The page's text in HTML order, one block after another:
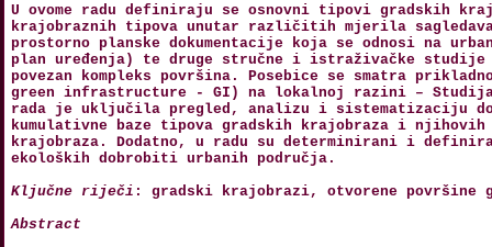
U ovome radu definiraju se osnovni tipovi gradskih
krajobraznih tipova unutar različitih mjerila
prostorno planske dokumentacije koja se odnosi na
plan uređenja) te druge stručne i istraživačke
povezan kompleks površina. Posebice se smatra
green infrastructure - GI) na lokalnoj razini –
rada je uključila pregled, analizu i sistematizaciju
kumulativne baze tipova gradskih krajobraza i
krajobraza. Dodatno, u radu su determinirani i
ekoloških dobrobiti urbanih područja.
Ključne riječi : gradski krajobrazi, otvorene
Abstract